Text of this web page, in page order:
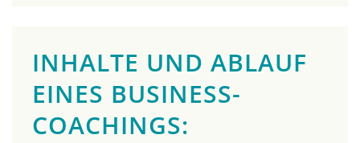
INHALTE UND ABLAUF
EINES BUSINESS-
COACHINGS: